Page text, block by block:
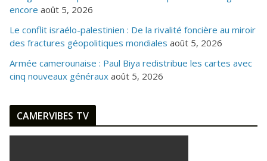
encore août 5, 2026
Le conflit israélo-palestinien : De la rivalité foncière au miroir
des fractures géopolitiques mondiales août 5, 2026
Armée camerounaise : Paul Biya redistribue les cartes avec
cinq nouveaux généraux août 5, 2026
CAMERVIBES TV